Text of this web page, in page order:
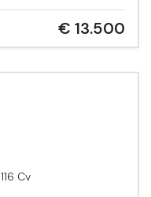
€ 13.500
116 Cv